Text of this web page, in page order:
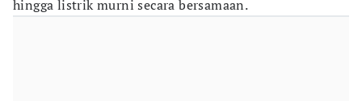
hingga listrik murni secara bersamaan.